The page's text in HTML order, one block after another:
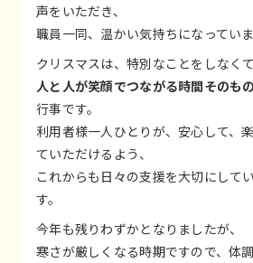
声をいただき、
職員一同、温かい気持ちになっていま
クリスマスは、特別なことをしなくて
人と人が笑顔でつながる時間そのも
行事です。
利用者様一人ひとりが、安心して、
ていただけるよう、
これからも日々の支援を大切にして
す。
今年も残りわずかとなりましたが、
寒さが厳しくなる時期ですので、体